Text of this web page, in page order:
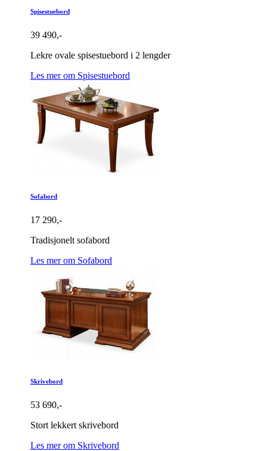
Spisestuebord
39 490,-
Lekre ovale spisestuebord i 2 lengder
Les mer om Spisestuebord
Sofabord
17 290,-
Tradisjonelt sofabord
Les mer om Sofabord
Skrivebord
53 690,-
Stort lekkert skrivebord
Les mer om Skrivebord